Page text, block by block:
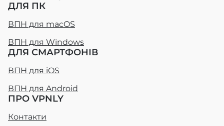
ДЛЯ ПК
ВПН для macOS
ВПН для Windows
ДЛЯ СМАРТФОНІВ
ВПН для iOS
ВПН для Android
ПРО VPNLY
Контакти